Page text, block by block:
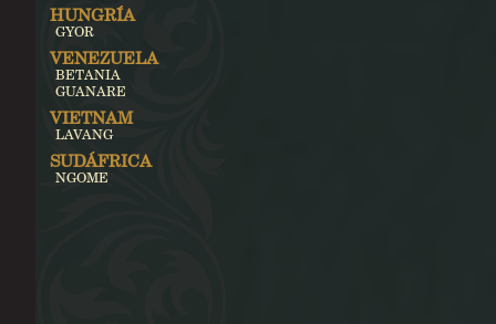
HUNGRÍA
GYOR
VENEZUELA
BETANIA
GUANARE
VIETNAM
LAVANG
SUDÁFRICA
NGOME